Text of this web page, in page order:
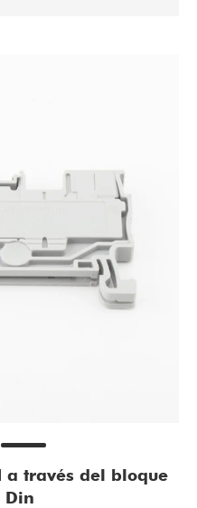
a través del bloque
Din